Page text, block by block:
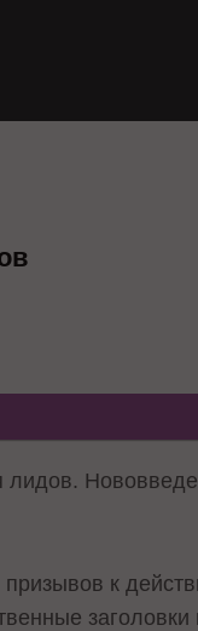
лидов.
к
заголовки